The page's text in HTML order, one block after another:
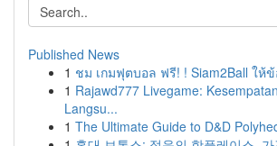
Published News
1 ชม เกมฟุตบอล ฟรี! ! Siam2Ball ให้
1 Rajawd777 Livegame:
Langsu...
1 The Ultimate Guide to D&D